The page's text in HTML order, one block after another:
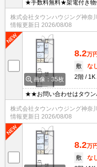
★手数料無料★架電付き
株式会社タウンハウジング神奈
情報更新日 2026/08/08
画像：35枚
8.2万円
敷
な
2階
1K
★★お問い合わせはタウ
株式会社タウンハウジング神奈
情報更新日 2026/08/08
8.2万円
敷
な